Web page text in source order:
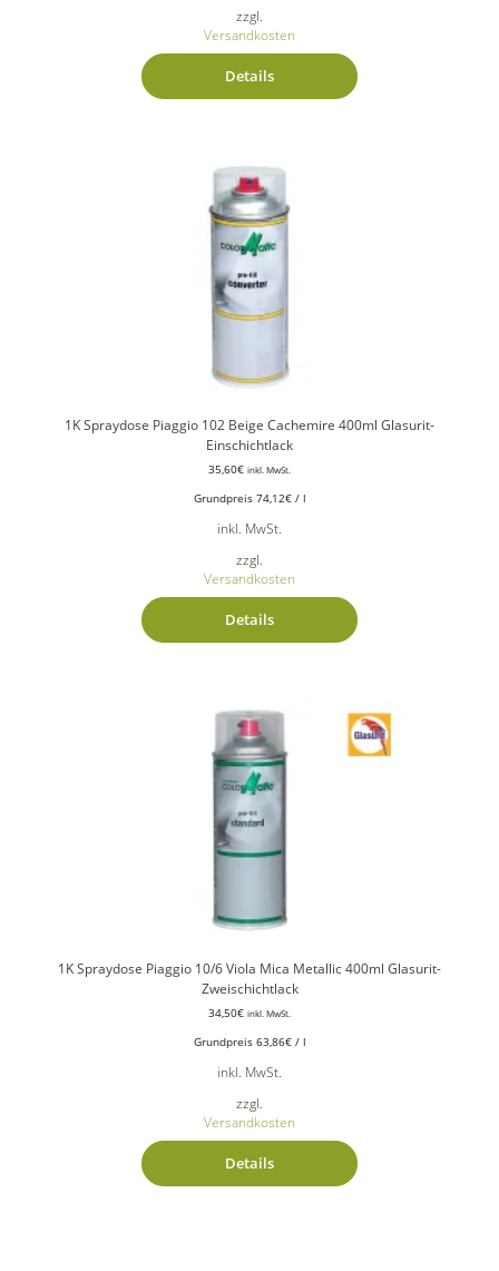
zzgl.
Versandkosten
Details
1K Spraydose Piaggio 102 Beige Cachemire 400ml Glasurit-
Einschichtlack
35,60€ inkl. MwSt.
Grundpreis 74,12€/ l
inkl. MwSt.
zzgl.
Versandkosten
Details
1K Spraydose Piaggio 10/6 Viola Mica Metallic 400ml Glasurit-
Zweischichtlack
34,50€ inkl. MwSt.
Grundpreis 63,86€/ l
inkl. MwSt.
zzgl.
Versandkosten
Details